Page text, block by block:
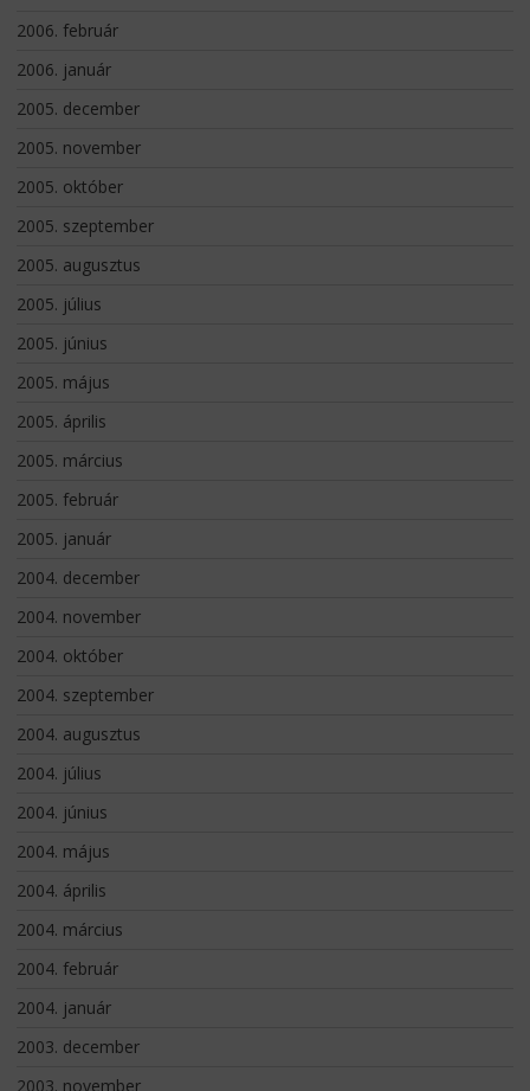
2006. február
2006. január
2005. december
2005. november
2005. október
2005. szeptember
2005. augusztus
2005. július
2005. június
2005. május
2005. április
2005. március
2005. február
2005. január
2004. december
2004. november
2004. október
2004. szeptember
2004. augusztus
2004. július
2004. június
2004. május
2004. április
2004. március
2004. február
2004. január
2003. december
2003. november